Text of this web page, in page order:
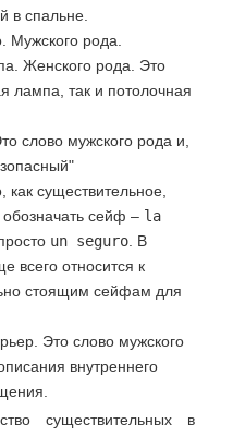
в спальне.
Мужского рода.
Женского рода. Это
лампа, так и потолочная
слово мужского рода и,
существительное,
сейф – la
un seguro . В
всего относится к
стоящим сейфам для
Это слово мужского
внутреннего
существительных в